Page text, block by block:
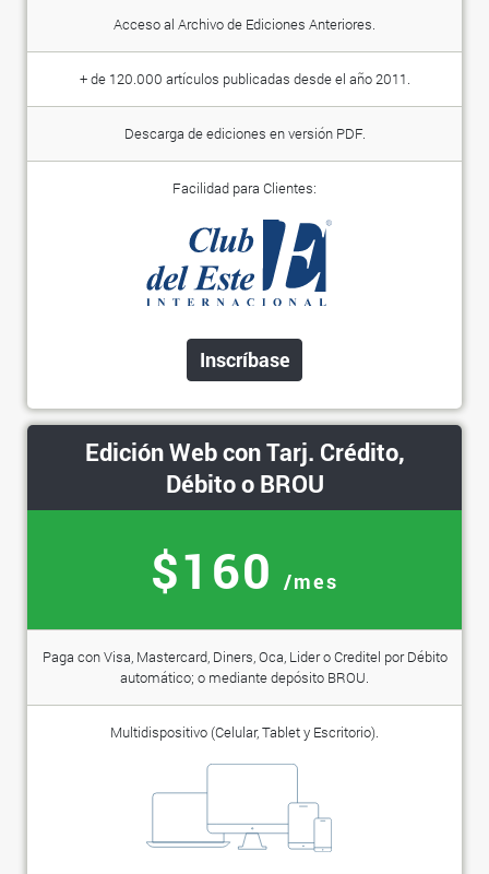
Acceso al Archivo de Ediciones Anteriores.
+ de 120.000 artículos publicadas desde el año 2011.
Descarga de ediciones en versión PDF.
Facilidad para Clientes:
Inscríbase
Edición Web con Tarj. Crédito,
Débito o BROU
$160 /mes
Paga con Visa, Mastercard, Diners, Oca, Lider o Creditel por Débito
automático; o mediante depósito BROU.
Multidispositivo (Celular, Tablet y Escritorio).